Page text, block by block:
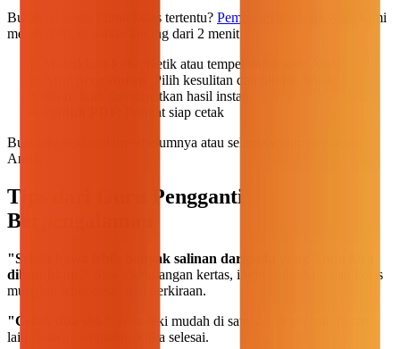
Butuh teka-teki untuk kelas tertentu? Pembuat Pencarian Kata
kami
membutuhkan waktu kurang dari 2 menit:
: Ketik atau tempel daftar kata Anda
: Pilih kesulitan dan ukuran kotak
: Klik dan dapatkan hasil instan
: Format siap cetak
Buat teka-teki malam sebelumnya atau selama waktu persiapan
Anda.
Tips dari Guru Pengganti
Berpengalaman
"Selalu bawa lebih banyak salinan daripada yang Anda kira
dibutuhkan."
Siswa kehilangan kertas, ingin tambahan, dan kelas
mungkin lebih besar dari perkiraan.
"Cetak dua sisi."
Teka-teki mudah di satu sisi, lebih sulit di sisi
lain. Siswa membalik ketika selesai.